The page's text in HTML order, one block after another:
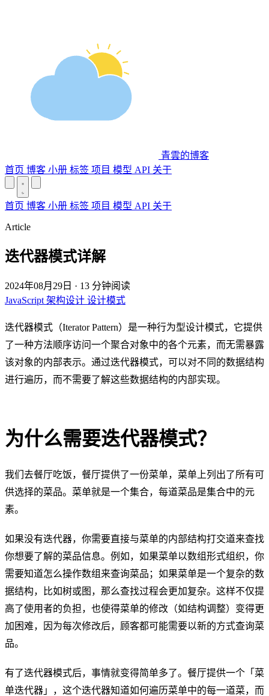
青雲的博客
首页 博客 小册 标签 项目 模型 API 关于
首页 博客 小册 标签 项目 模型 API 关于
Article
迭代器模式详解
2024年08月29日 · 13 分钟阅读
JavaScript 架构设计 设计模式
迭代器模式（Iterator Pattern）是一种行为型设计模式，它提供
了一种方法顺序访问一个聚合对象中的各个元素，而无需暴露
该对象的内部表示。通过迭代器模式，可以对不同的数据结构
进行遍历，而不需要了解这些数据结构的内部实现。
为什么需要迭代器模式？
我们去餐厅吃饭，餐厅提供了一份菜单，菜单上列出了所有可
供选择的菜品。菜单就是一个集合，每道菜品是集合中的元
素。
如果没有迭代器，你需要直接与菜单的内部结构打交道来查找
你想要了解的菜品信息。例如，如果菜单以数组形式组织，你
需要知道怎么操作数组来查询菜品；如果菜单是一个复杂的数
据结构，比如树或图，那么查找过程会更加复杂。这样不仅提
高了使用者的负担，也使得菜单的修改（如结构调整）变得更
加困难，因为每次修改后，顾客都可能需要以新的方式查询菜
品。
有了迭代器模式后，事情就变得简单多了。餐厅提供一个「菜
单迭代器」，这个迭代器知道如何遍历菜单中的每一道菜，而